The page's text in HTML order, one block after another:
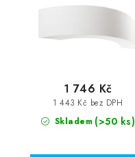
Skladem (>50 ks)
1 443 Kč bez DPH
1 746 Kč